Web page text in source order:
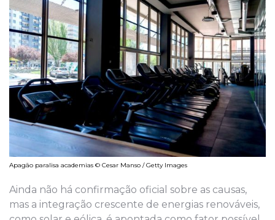
Apagão paralisa academias © Cesar Manso / Getty Images
Ainda não há confirmação oficial sobre as causas,
mas a integração crescente de energias renováveis,